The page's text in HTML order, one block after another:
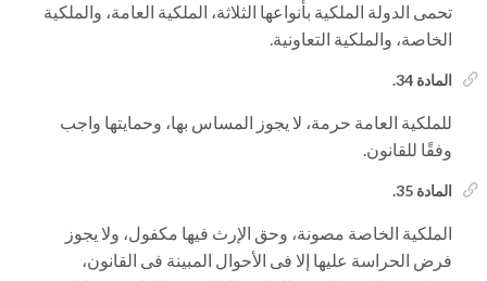
تحمى الدولة الملكية بأنواعها الثلاثة، الملكية العامة، والملكية
الخاصة، والملكية التعاونية.
المادة 34.
للملكية العامة حرمة، لا يجوز المساس بها، وحمايتها واجب
وفقًا للقانون.
المادة 35.
الملكية الخاصة مصونة، وحق الإرث فيها مكفول، ولا يجوز
فرض الحراسة عليها إلا فى الأحوال المبينة فى القانون،